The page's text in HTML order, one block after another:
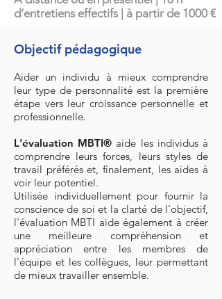
d’entretiens effectifs | à partir de 1000 €
Objectif pédagogique
Aider un individu à mieux comprendre
leur type de personnalité est la première
étape vers leur croissance personnelle et
professionnelle.
L'évaluation MBTI® aide les individus à
comprendre leurs forces, leurs styles de
travail préférés et, finalement, les aides à
voir leur potentiel.
Utilisée individuellement pour fournir la
conscience de soi et la clarté de l'objectif,
l'évaluation MBTI aide également à créer
une meilleure compréhension et
appréciation entre les membres de
l'équipe et les collègues, leur permettant
de mieux travailler ensemble.